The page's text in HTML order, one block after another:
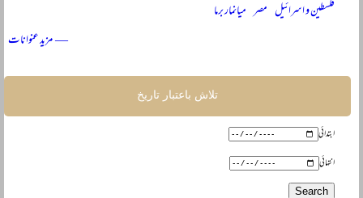
فلسطین و اسرائیل مصر میانمار برما
— مزید عنوانات
تلاش باعتبار تاریخ
ابتدائی
انتہائی